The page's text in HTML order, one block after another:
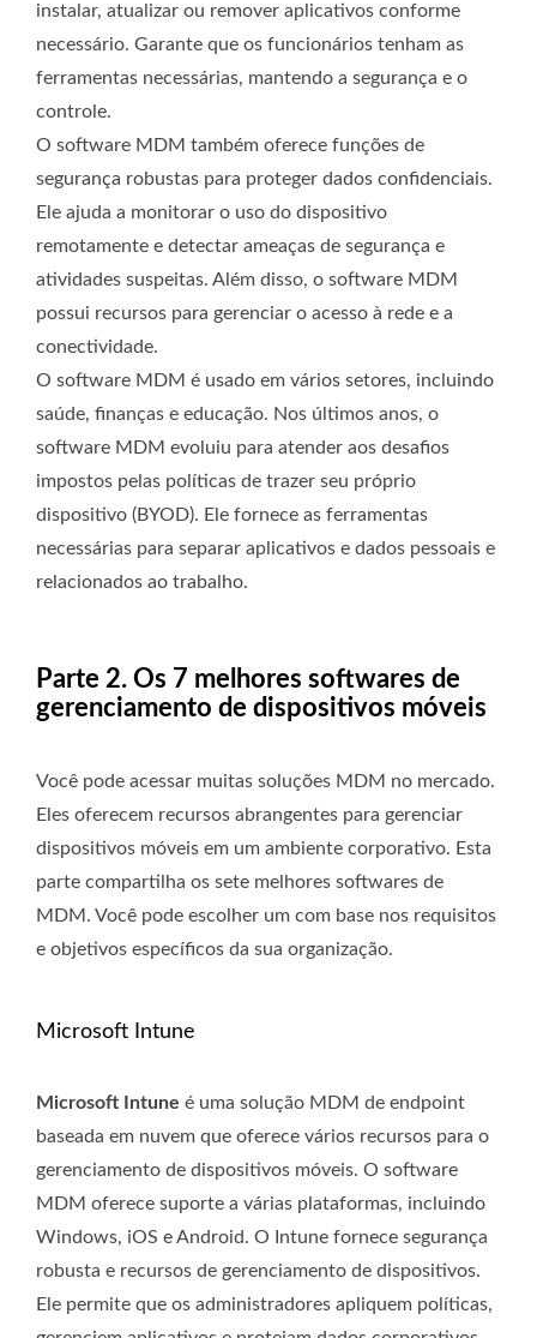
instalar, atualizar ou remover aplicativos conforme
necessário. Garante que os funcionários tenham as
ferramentas necessárias, mantendo a segurança e o
controle.
O software MDM também oferece funções de
segurança robustas para proteger dados confidenciais.
Ele ajuda a monitorar o uso do dispositivo
remotamente e detectar ameaças de segurança e
atividades suspeitas. Além disso, o software MDM
possui recursos para gerenciar o acesso à rede e a
conectividade.
O software MDM é usado em vários setores, incluindo
saúde, finanças e educação. Nos últimos anos, o
software MDM evoluiu para atender aos desafios
impostos pelas políticas de trazer seu próprio
dispositivo (BYOD). Ele fornece as ferramentas
necessárias para separar aplicativos e dados pessoais e
relacionados ao trabalho.
Parte 2. Os 7 melhores softwares de
gerenciamento de dispositivos móveis
Você pode acessar muitas soluções MDM no mercado.
Eles oferecem recursos abrangentes para gerenciar
dispositivos móveis em um ambiente corporativo. Esta
parte compartilha os sete melhores softwares de
MDM. Você pode escolher um com base nos requisitos
e objetivos específicos da sua organização.
Microsoft Intune
Microsoft Intune é uma solução MDM de endpoint
baseada em nuvem que oferece vários recursos para o
gerenciamento de dispositivos móveis. O software
MDM oferece suporte a várias plataformas, incluindo
Windows, iOS e Android. O Intune fornece segurança
robusta e recursos de gerenciamento de dispositivos.
Ele permite que os administradores apliquem políticas,